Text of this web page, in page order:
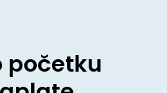
početku